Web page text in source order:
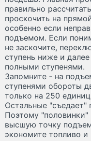
правильно
проскочить на
особенно если
подъемом. Если
не заскочите,
ступень ниже и
полными ступенями.
Запомните - на
ступенями обороты
только на 250
Остальные "съедает"
Поэтому "половинки"
высшую точку
экономите топливо